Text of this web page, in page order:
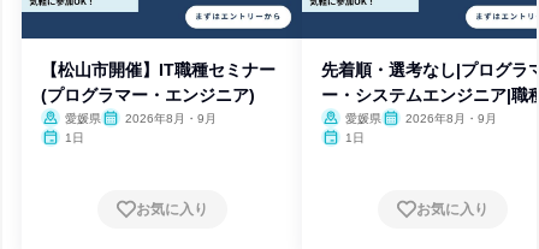
【松山市開催】IT職種セミナー
(プログラマー・エンジニア)
愛媛県
2026年8月・9月
1日
お気に入り
先着順・選考なし|プログラ
ー・システムエンジニア|職
究 愛媛県
2026年8月・9月
1日
お気に入り